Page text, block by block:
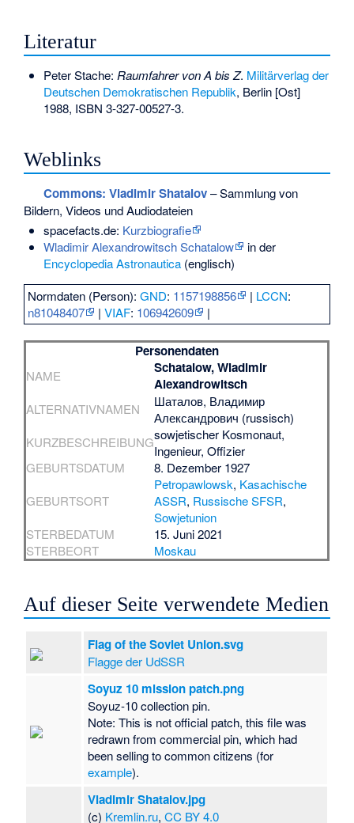
Literatur
Peter Stache: Raumfahrer von A bis Z. Militärverlag der
Deutschen Demokratischen Republik, Berlin [Ost]
1988, ISBN 3-327-00527-3.
Weblinks
Commons: Vladimir Shatalov– Sammlung von
Bildern, Videos und Audiodateien
spacefacts.de: Kurzbiografie
Wladimir Alexandrowitsch Schatalow
in der
Encyclopedia Astronautica(englisch)
Normdaten (Person):GND: 1157198856 | LCCN:
n81048407
|VIAF: 106942609 |
Personendaten
NAME
Schatalow, Wladimir
Alexandrowitsch
ALTERNATIVNAMEN
Шаталов, Владимир
Александрович (russisch)
KURZBESCHREIBUNGsowjetischer Kosmonaut,
Ingenieur, Offizier
GEBURTSDATUM
8. Dezember 1927
GEBURTSORT
Petropawlowsk, Kasachische
ASSR, Russische SFSR,
Sowjetunion
STERBEDATUM
15. Juni 2021
STERBEORT
Moskau
Auf dieser Seite verwendete Medien
Flag of the Soviet Union.svg
Flagge der UdSSR
Soyuz 10 mission patch.png
Soyuz-10 collection pin.
Note: This is not official patch, this file was
redrawn from commercial pin, which had
been selling to common citizens (for
example).
Vladimir Shatalov.jpg
(c) Kremlin.ru,CC BY 4.0